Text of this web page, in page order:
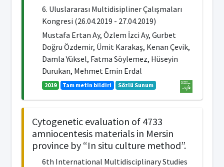
6. Uluslararası Multidisipliner Çalışmaları
Kongresi (26.04.2019 - 27.04.2019)
Mustafa Ertan Ay, Özlem İzci Ay, Gurbet
Doğru Özdemir, Ümit Karakaş, Kenan Çevik,
Damla Yüksel, Fatma Söylemez, Hüseyin
Durukan, Mehmet Emin Erdal
2019 Tam metin bildiri Sözlü Sunum
Cytogenetic evaluation of 4733
amniocentesis materials in Mersin
province by “In situ culture method”.
6th International Multidisciplinary Studies